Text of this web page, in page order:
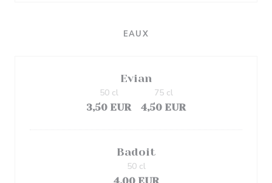
EAUX
Evian
3,50 EUR
50 cl
4,50 EUR
75 cl
Badoit
50 cl